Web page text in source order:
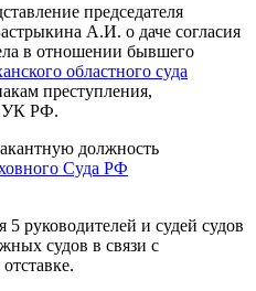
председателя
А.И. о даче согласия
в отношении бывшего
областного суда
преступления,
УК РФ.
должность
Суда РФ
руководителей и судей судов
судов в связи с